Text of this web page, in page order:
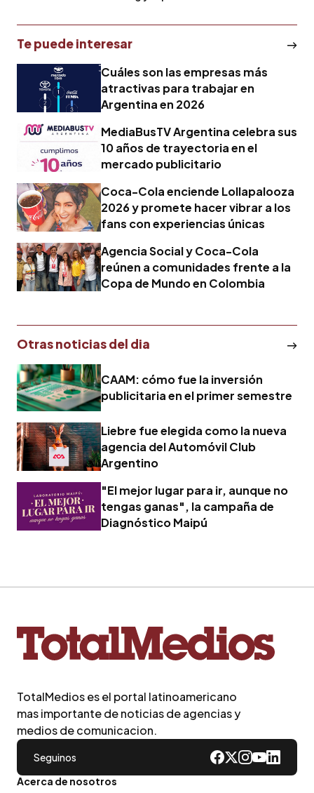
Te puede interesar
Cuáles son las empresas más
atractivas para trabajar en
Argentina en 2026
MediaBusTV Argentina celebra sus
10 años de trayectoria en el
mercado publicitario
Coca-Cola enciende Lollapalooza
2026 y promete hacer vibrar a los
fans con experiencias únicas
Agencia Social y Coca-Cola
reúnen a comunidades frente a la
Copa de Mundo en Colombia
Otras noticias del dia
CAAM: cómo fue la inversión
publicitaria en el primer semestre
Liebre fue elegida como la nueva
agencia del Automóvil Club
Argentino
"El mejor lugar para ir, aunque no
tengas ganas", la campaña de
Diagnóstico Maipú
TotalMedios es el portal latinoamericano
mas importante de noticias de agencias y
medios de comunicacion.
Seguinos
Acerca de nosotros